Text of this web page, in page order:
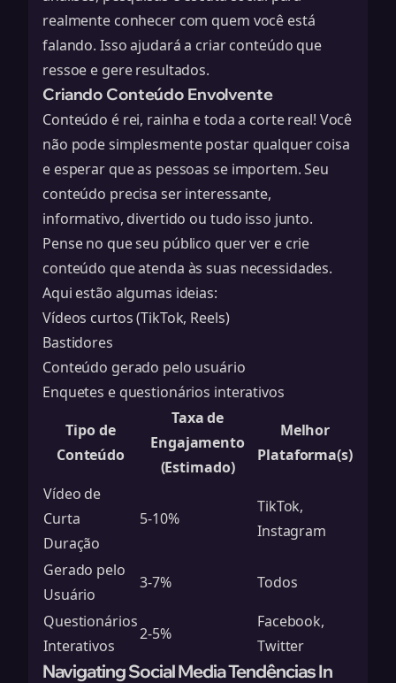
realmente conhecer com quem você está
falando. Isso ajudará a criar conteúdo que
ressoe e gere resultados.
Criando Conteúdo Envolvente
Conteúdo é rei, rainha e toda a corte real! Você
não pode simplesmente postar qualquer coisa
e esperar que as pessoas se importem. Seu
conteúdo precisa ser interessante,
informativo, divertido ou tudo isso junto.
Pense no que seu público quer ver e crie
conteúdo que atenda às suas necessidades.
Aqui estão algumas ideias:
Vídeos curtos (TikTok, Reels)
Bastidores
Conteúdo gerado pelo usuário
Enquetes e questionários interativos
Tipo de
Conteúdo
Taxa de
Engajamento
(Estimado)
Melhor
Plataforma(s)
Vídeo de
Curta
Duração
5-10%
TikTok,
Instagram
Gerado pelo
Usuário
3-7%
Todos
Questionários
Interativos
2-5%
Facebook,
Twitter
Navigating Social Media Tendências In